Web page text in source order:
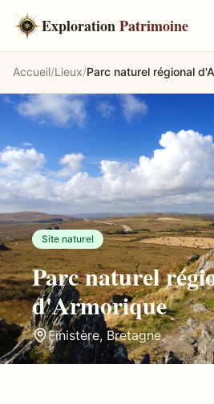
ExplorationPatrimoine
Accueil/Lieux/Parc naturel régional
Site naturel
Parc naturel
d'Armorique
Finistère,Bretagne